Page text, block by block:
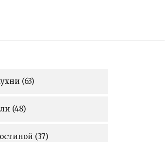
(63)
(48)
(37)